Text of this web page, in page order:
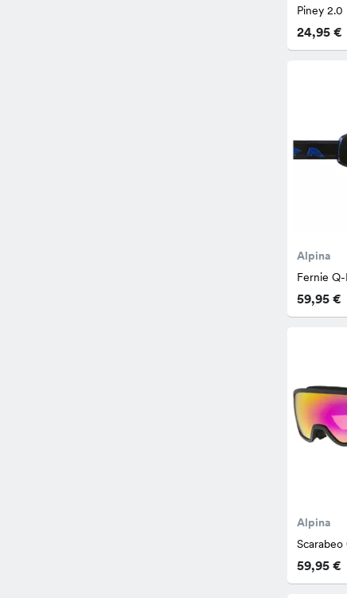
Piney 2.0
24,95 €
Alpina
Fernie
59,95 €
Alpina
59,95 €